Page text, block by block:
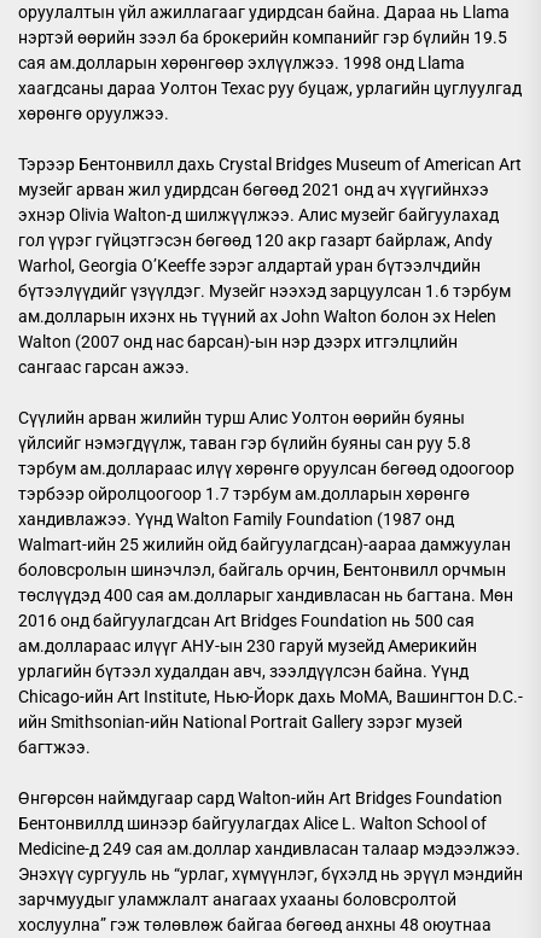
оруулалтын үйл ажиллагааг удирдсан байна. Дараа нь Llama
нэртэй өөрийн зээл ба брокерийн компанийг гэр бүлийн 19.5
сая ам.долларын хөрөнгөөр эхлүүлжээ. 1998 онд Llama
хаагдсаны дараа Уолтон Техас руу буцаж, урлагийн цуглуулгад
хөрөнгө оруулжээ.
Тэрээр Бентонвилл дахь Crystal Bridges Museum of American Art
музейг арван жил удирдсан бөгөөд 2021 онд ач хүүгийнхээ
эхнэр Olivia Walton-д шилжүүлжээ. Алис музейг байгуулахад
гол үүрэг гүйцэтгэсэн бөгөөд 120 акр газарт байрлаж, Andy
Warhol, Georgia O’Keeffe зэрэг алдартай уран бүтээлчдийн
бүтээлүүдийг үзүүлдэг. Музейг нээхэд зарцуулсан 1.6 тэрбум
ам.долларын ихэнх нь түүний ах John Walton болон эх Helen
Walton (2007 онд нас барсан)-ын нэр дээрх итгэлцлийн
сангаас гарсан ажээ.
Сүүлийн арван жилийн турш Алис Уолтон өөрийн буяны
үйлсийг нэмэгдүүлж, таван гэр бүлийн буяны сан руу 5.8
тэрбум ам.доллараас илүү хөрөнгө оруулсан бөгөөд одоогоор
тэрбээр ойролцоогоор 1.7 тэрбум ам.долларын хөрөнгө
хандивлажээ. Үүнд Walton Family Foundation (1987 онд
Walmart-ийн 25 жилийн ойд байгуулагдсан)-аараа дамжуулан
боловсролын шинэчлэл, байгаль орчин, Бентонвилл орчмын
төслүүдэд 400 сая ам.долларыг хандивласан нь багтана. Мөн
2016 онд байгуулагдсан Art Bridges Foundation нь 500 сая
ам.доллараас илүүг АНУ-ын 230 гаруй музейд Америкийн
урлагийн бүтээл худалдан авч, зээлдүүлсэн байна. Үүнд
Chicago-ийн Art Institute, Нью-Йорк дахь MoMA, Вашингтон D.C.-
ийн Smithsonian-ийн National Portrait Gallery зэрэг музей
багтжээ.
Өнгөрсөн наймдугаар сард Walton-ийн Art Bridges Foundation
Бентонвиллд шинээр байгуулагдах Alice L. Walton School of
Medicine-д 249 сая ам.доллар хандивласан талаар мэдээлжээ.
Энэхүү сургууль нь “урлаг, хүмүүнлэг, бүхэлд нь эрүүл мэндийн
зарчмуудыг уламжлалт анагаах ухааны боловсролтой
хослуулна” гэж төлөвлөж байгаа бөгөөд анхны 48 оюутнаа